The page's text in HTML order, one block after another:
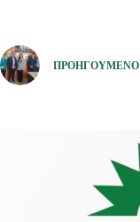
ΠΡΟΗΓΟΎΜΕΝΟ